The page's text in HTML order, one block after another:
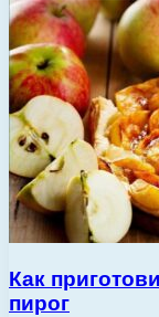
Как
пирог